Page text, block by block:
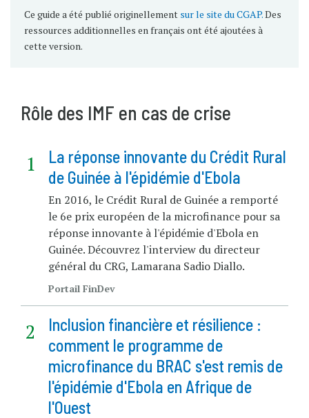
Ce guide a été publié originellement sur le site du CGAP.Des
ressources additionnelles en français ont été ajoutées à
cette version.
Rôle des IMF en cas de crise
La réponse innovante du Crédit Rural
de Guinée à l'épidémie d'Ebola
En 2016, le Crédit Rural de Guinée a remporté
le 6e prix européen de la microfinance pour sa
réponse innovante à l'épidémie d'Ebola en
Guinée. Découvrez l'interview du directeur
général du CRG, Lamarana Sadio Diallo.
Portail FinDev
Inclusion financière et résilience :
comment le programme de
microfinance du BRAC s'est remis de
l'épidémie d'Ebola en Afrique de
l'Ouest